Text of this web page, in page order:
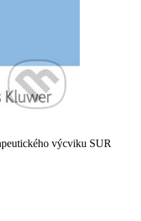
výcviku SUR